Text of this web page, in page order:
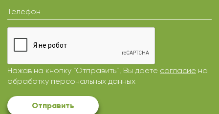
Телефон
Нажав на кнопку “Отправить”, Вы даете согласие на
обработку персональных данных
Отправить